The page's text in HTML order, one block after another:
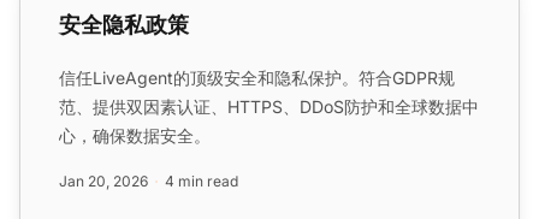
安全隐私政策
信任LiveAgent的顶级安全和隐私保护。符合GDPR规
范、提供双因素认证、HTTPS、DDoS防护和全球数据中
心，确保数据安全。
Jan 20, 2026 4 min read